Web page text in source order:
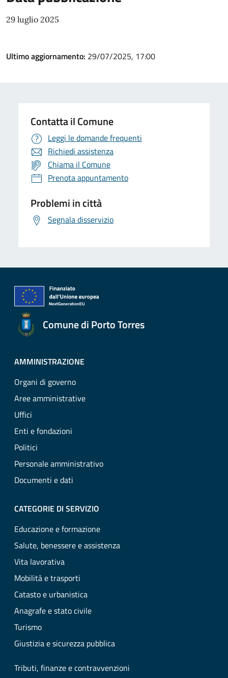
29 luglio 2025
Ultimo aggiornamento: 29/07/2025, 17:00
Contatta il Comune
Leggi le domande frequenti
Richiedi assistenza
Chiama il Comune
Prenota appuntamento
Problemi in città
Segnala disservizio
Comune di Porto Torres
AMMINISTRAZIONE
Organi di governo
Aree amministrative
Uffici
Enti e fondazioni
Politici
Personale amministrativo
Documenti e dati
CATEGORIE DI SERVIZIO
Educazione e formazione
Salute, benessere e assistenza
Vita lavorativa
Mobilità e trasporti
Catasto e urbanistica
Anagrafe e stato civile
Turismo
Giustizia e sicurezza pubblica
Tributi, finanze e contravvenzioni